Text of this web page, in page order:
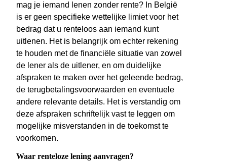
mag je iemand lenen zonder rente? In België
is er geen specifieke wettelijke limiet voor het
bedrag dat u renteloos aan iemand kunt
uitlenen. Het is belangrijk om echter rekening
te houden met de financiële situatie van zowel
de lener als de uitlener, en om duidelijke
afspraken te maken over het geleende bedrag,
de terugbetalingsvoorwaarden en eventuele
andere relevante details. Het is verstandig om
deze afspraken schriftelijk vast te leggen om
mogelijke misverstanden in de toekomst te
voorkomen.
Waar renteloze lening aanvragen?